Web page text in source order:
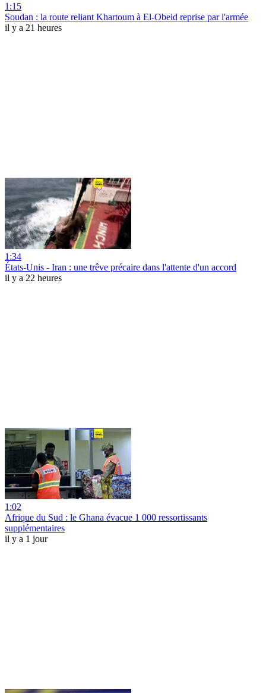
1:15
Soudan : la route reliant Khartoum à El-Obeid reprise par l'armée
il y a 21 heures
1:34
États-Unis - Iran : une trêve précaire dans l'attente d'un accord
il y a 22 heures
1:02
Afrique du Sud : le Ghana évacue 1 000 ressortissants
supplémentaires
il y a 1 jour